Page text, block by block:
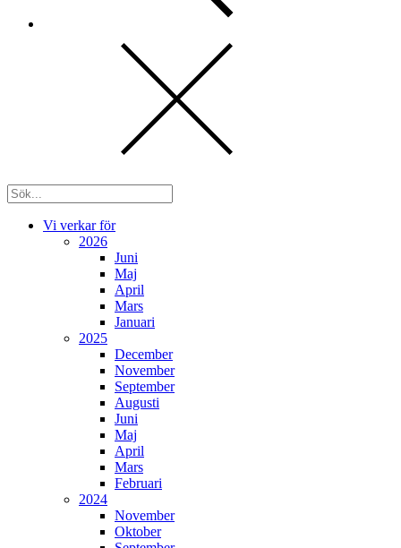
Vi verkar för
2026
Juni
Maj
April
Mars
Januari
2025
December
November
September
Augusti
Juni
Maj
April
Mars
Februari
2024
November
Oktober